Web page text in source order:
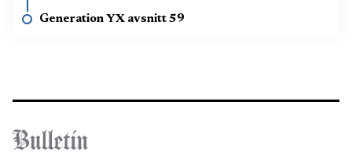
Generation YX avsnitt 59